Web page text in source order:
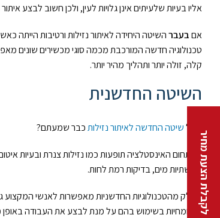
לקבלת הצעת מחיר
אליו בעיות שלעיתים אינן גלויות לעין, ולכן חשוב לבצע
אםבעברהשיטה היחידה לאיתור נזילות ורטיבות הייתה
טכנולוגיה חדשה המורכבת מכמה סוגי מכשירים שונים
קלה, זולה יותר ותהליך מהיר יותר.
השיטה החדשנית
עלשיטה החדשה לאיתור נזילותכבר שמעתם?
בתחום האינסטלציה תופעות כמו נזילות צנרת ובעיות
תשתיות מים, בדיקות רמת לחות.
חלק מהטכנולוגיות החדשניות מאפשרות לאנשי המקצוע
ומומחיות בשימוש בהם על מנת לבצע את העבודה